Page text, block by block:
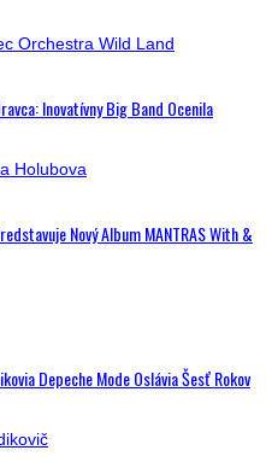
Inovatívny Big Band Ocenila
Nový Album MANTRAS With &
Depeche Mode Oslávia Šesť Rokov